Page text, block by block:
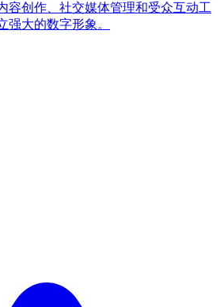
容创作、社交媒体管理和受众互动工
强大的数字形象。